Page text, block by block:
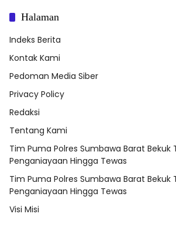
Halaman
Indeks Berita
Kontak Kami
Pedoman Media Siber
Privacy Policy
Redaksi
Tentang Kami
Tim Puma Polres Sumbawa Barat Bekuk
Penganiayaan Hingga Tewas
Tim Puma Polres Sumbawa Barat Bekuk
Penganiayaan Hingga Tewas
Visi Misi